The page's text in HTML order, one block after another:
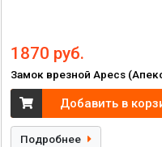
1870 руб.
Замок врезной Apecs
Добавить в
Подробнее